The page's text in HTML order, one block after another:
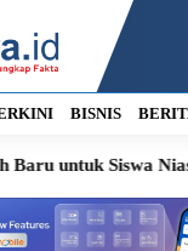
BISNIS
Siswa Nias Utara